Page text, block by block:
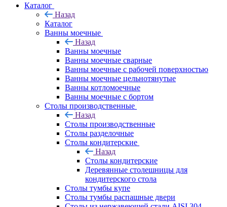
Каталог
Назад
Каталог
Ванны моечные
Назад
Ванны моечные
Ванны моечные сварные
Ванны моечные с рабочей поверхностью
Ванны моечные цельнотянутые
Ванны котломоечные
Ванны моечные с бортом
Столы производственные
Назад
Столы производственные
Столы разделочные
Столы кондитерские
Назад
Столы кондитерские
Деревянные столешницы для
кондитерского стола
Столы тумбы купе
Столы тумбы распашные двери